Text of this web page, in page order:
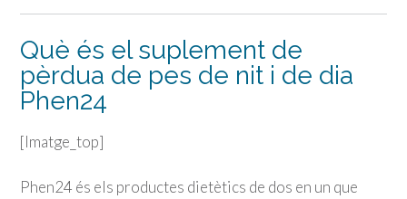
Què és el suplement de
pèrdua de pes de nit i de dia
Phen24
[Imatge_top]
Phen24 és els productes dietètics de dos en un que